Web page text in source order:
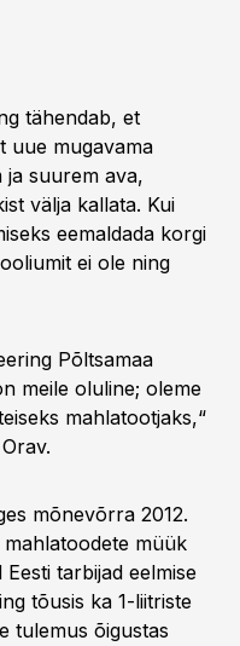
tähendab, et
uue mugavama
suurem ava,
välja kallata. Kui
eemaldada korgi
ei ole ning
Põltsamaa
meile oluline; oleme
mahlatootjaks,“
mõnevõrra 2012.
mahlatoodete müük
tarbijad eelmise
tõusis ka 1-liitriste
tulemus õigustas